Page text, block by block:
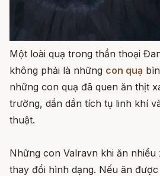
Một loài quạ trong thần thoại
không phải là những con quạ
những con quạ đã quen ăn thịt
trường, dần dần tích tụ linh khí
thuật.
Những con Valravn khi ăn nhiều
thay đổi hình dạng. Nếu ăn